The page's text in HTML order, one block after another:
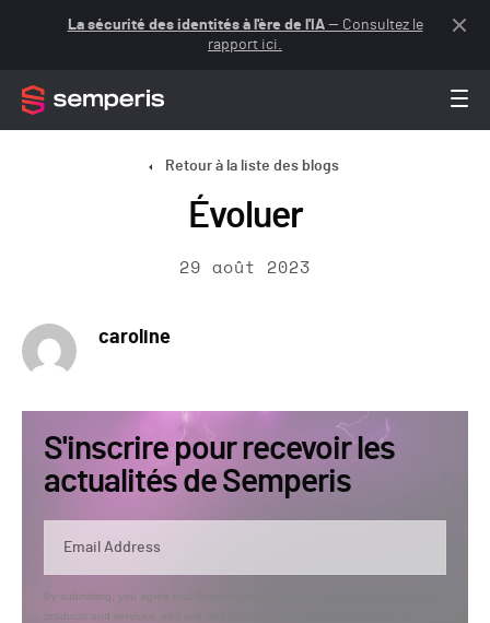
La sécurité des identités à l'ère de l'IA— Consultez le
rapport ici.
Retour à la liste des blogs
Évoluer
29 août 2023
caroline
S'inscrire pour recevoir les
actualités de Semperis
By submitting, you agree that Semperis may send you information regarding its
products and services, and use and process your personal information in